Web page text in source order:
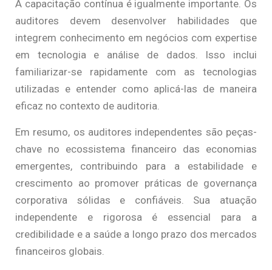
A capacitação contínua é igualmente importante. Os
auditores devem desenvolver habilidades que
integrem conhecimento em negócios com expertise
em tecnologia e análise de dados. Isso inclui
familiarizar-se rapidamente com as tecnologias
utilizadas e entender como aplicá-las de maneira
eficaz no contexto de auditoria.
Em resumo, os auditores independentes são peças-
chave no ecossistema financeiro das economias
emergentes, contribuindo para a estabilidade e
crescimento ao promover práticas de governança
corporativa sólidas e confiáveis. Sua atuação
independente e rigorosa é essencial para a
credibilidade e a saúde a longo prazo dos mercados
financeiros globais.